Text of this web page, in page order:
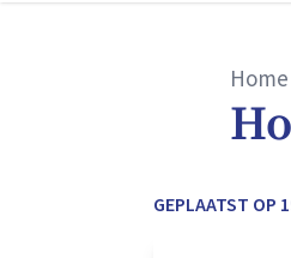
Home
GEPLAATST OP